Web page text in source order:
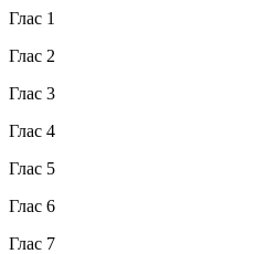
Глас 1
Глас 2
Глас 3
Глас 4
Глас 5
Глас 6
Глас 7